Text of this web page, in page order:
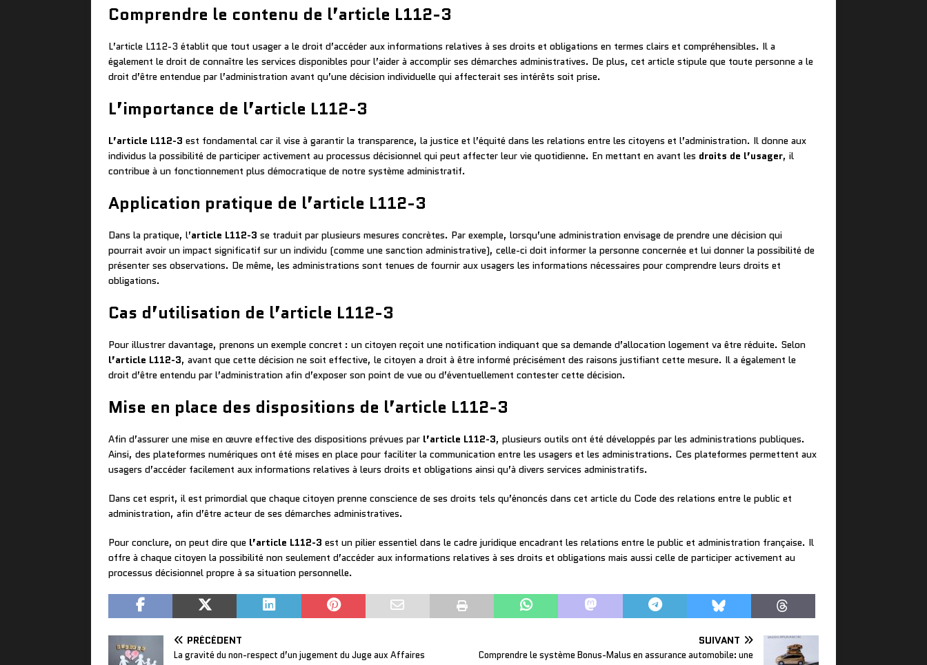
Comprendre le contenu de l’article L112-3
L’article L112-3 établit que tout usager a le droit d’accéder aux informations relatives à ses droits et obligations en termes clairs et compréhensibles. Il a
également le droit de connaître les services disponibles pour l’aider à accomplir ses démarches administratives. De plus, cet article stipule que toute personne a le
droit d’être entendue par l’administration avant qu’une décision individuelle qui affecterait ses intérêts soit prise.
L’importance de l’article L112-3
L’article L112-3 est fondamental car il vise à garantir la transparence, la justice et l’équité dans les relations entre les citoyens et l’administration. Il donne aux
individus la possibilité de participer activement au processus décisionnel qui peut affecter leur vie quotidienne. En mettant en avant les droits de l’usager, il
contribue à un fonctionnement plus démocratique de notre système administratif.
Application pratique de l’article L112-3
Dans la pratique, l’article L112-3 se traduit par plusieurs mesures concrètes. Par exemple, lorsqu’une administration envisage de prendre une décision qui
pourrait avoir un impact significatif sur un individu (comme une sanction administrative), celle-ci doit informer la personne concernée et lui donner la possibilité de
présenter ses observations. De même, les administrations sont tenues de fournir aux usagers les informations nécessaires pour comprendre leurs droits et
obligations.
Cas d’utilisation de l’article L112-3
Pour illustrer davantage, prenons un exemple concret : un citoyen reçoit une notification indiquant que sa demande d’allocation logement va être réduite. Selon
l’article L112-3, avant que cette décision ne soit effective, le citoyen a droit à être informé précisément des raisons justifiant cette mesure. Il a également le
droit d’être entendu par l’administration afin d’exposer son point de vue ou d’éventuellement contester cette décision.
Mise en place des dispositions de l’article L112-3
Afin d’assurer une mise en œuvre effective des dispositions prévues par l’article L112-3, plusieurs outils ont été développés par les administrations publiques.
Ainsi, des plateformes numériques ont été mises en place pour faciliter la communication entre les usagers et les administrations. Ces plateformes permettent aux
usagers d’accéder facilement aux informations relatives à leurs droits et obligations ainsi qu’à divers services administratifs.
Dans cet esprit, il est primordial que chaque citoyen prenne conscience de ses droits tels qu’énoncés dans cet article du Code des relations entre le public et
administration, afin d’être acteur de ses démarches administratives.
Pour conclure, on peut dire que l’article L112-3 est un pilier essentiel dans le cadre juridique encadrant les relations entre le public et administration française. Il
offre à chaque citoyen la possibilité non seulement d’accéder aux informations relatives à ses droits et obligations mais aussi celle de participer activement au
processus décisionnel propre à sa situation personnelle.
PRÉCÉDENT
La gravité du non-respect d’un jugement du Juge aux Affaires
SUIVANT
Comprendre le système Bonus-Malus en assurance automobile: une